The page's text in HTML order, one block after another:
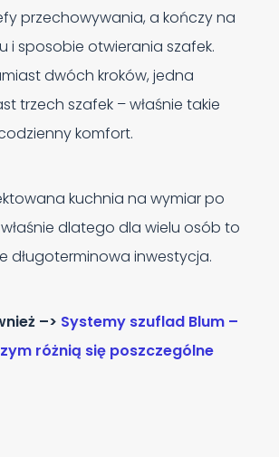
przechowywania, a kończy na
i sposobie otwierania szafek.
dwóch kroków, jedna
trzech szafek – właśnie takie
komfort.
kuchnia na wymiar po
dlatego dla wielu osób to
długoterminowa inwestycja.
–> Systemy szuflad Blum –
różnią się poszczególne